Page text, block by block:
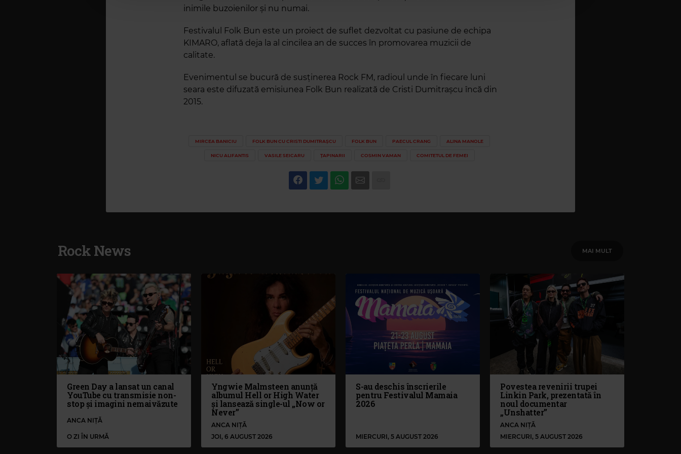
inimile buzoienilor și nu numai.
Festivalul Folk Bun este un proiect de suflet dezvoltat cu pasiune de echipa
KIMARO, aflată deja la al cincilea an de succes în promovarea muzicii de
calitate.
Evenimentul se bucură de susținerea Rock FM, radioul unde în fiecare luni
seara este difuzată emisiunea Folk Bun realizată de Cristi Dumitrașcu încă din
2015.
MIRCEA BANICIU FOLK BUN CU CRISTI DUMITRAȘCU FOLK BUN PAECUL CRANG ALINA MANOLE
NICU ALIFANTIS VASILE SEICARU ȚAPINARII COSMIN VAMAN COMITETUL DE FEMEI
Rock News MAI MULT
Green Day a lansat un canal
YouTube cu transmisie non-
stop și imagini nemaivăzute
ANCA NIȚĂ
O ZI ÎN URMĂ
Yngwie Malmsteen anunță
albumul Hell or High Water
și lansează single-ul „Now or
Never”
ANCA NIȚĂ
JOI, 6 AUGUST 2026
S-au deschis înscrierile
pentru Festivalul Mamaia
2026
MIERCURI, 5 AUGUST 2026
Povestea revenirii trupei
Linkin Park, prezentată în
noul documentar
„Unshatter”
ANCA NIȚĂ
MIERCURI, 5 AUGUST 2026